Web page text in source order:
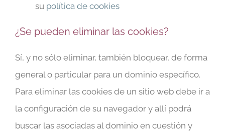
su política de cookies
¿Se pueden eliminar las cookies?
Sí, y no sólo eliminar, también bloquear, de forma
general o particular para un dominio específico.
Para eliminar las cookies de un sitio web debe ir a
la configuración de su navegador y allí podrá
buscar las asociadas al dominio en cuestión y